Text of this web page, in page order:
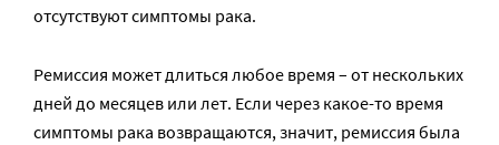
отсутствуют симптомы рака.
Ремиссия может длиться любое время – от нескольких
дней до месяцев или лет. Если через какое-то время
симптомы рака возвращаются, значит, ремиссия была